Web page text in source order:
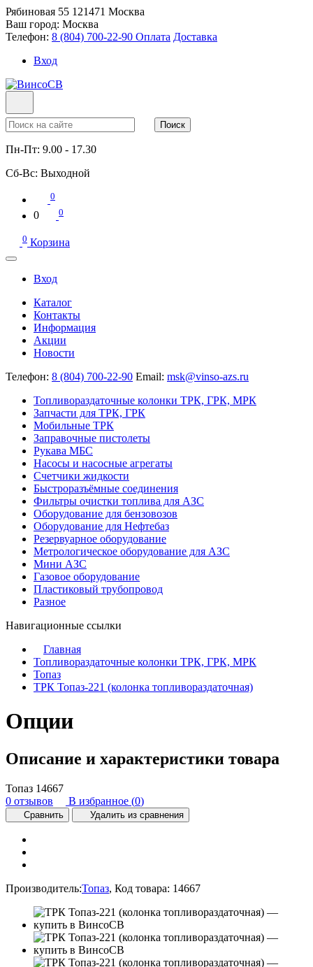
Рябиновая 55 121471 Москва
Ваш город: Москва
Телефон: 8 (804) 700-22-90 Оплата Доставка
Вход
Поиск
Пн-Пт: 9.00 - 17.30
Сб-Вс: Выходной
0
0 0
0 Корзина
Вход
Каталог
Контакты
Информация
Акции
Новости
Телефон: 8 (804) 700-22-90 Email: msk@vinso-azs.ru
Топливораздаточные колонки ТРК, ГРК, МРК
Запчасти для ТРК, ГРК
Мобильные ТРК
Заправочные пистолеты
Рукава МБС
Насосы и насосные агрегаты
Счетчики жидкости
Быстроразъёмные соединения
Фильтры очистки топлива для АЗС
Оборудование для бензовозов
Оборудование для Нефтебаз
Резервуарное оборудование
Метрологическое оборудование для АЗС
Мини АЗС
Газовое оборудование
Пластиковый трубопровод
Разное
Навигационные ссылки
Главная
Топливораздаточные колонки ТРК, ГРК, МРК
Топаз
ТРК Топаз-221 (колонка топливораздаточная)
Опции
Описание и характеристики товара
Топаз 14667
0 отзывов
В избранное (0)
Сравнить Удалить из сравнения
Производитель:Топаз, Код товара: 14667